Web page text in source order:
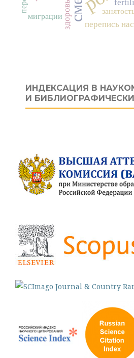
перепись
здоровье
миграции
ИНДЕКСАЦИЯ В
И